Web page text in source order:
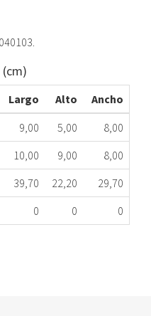
Largo Alto
Ancho
9,00 5,00
8,00
10,00 9,00
8,00
39,70 22,20
29,70
0 0 0